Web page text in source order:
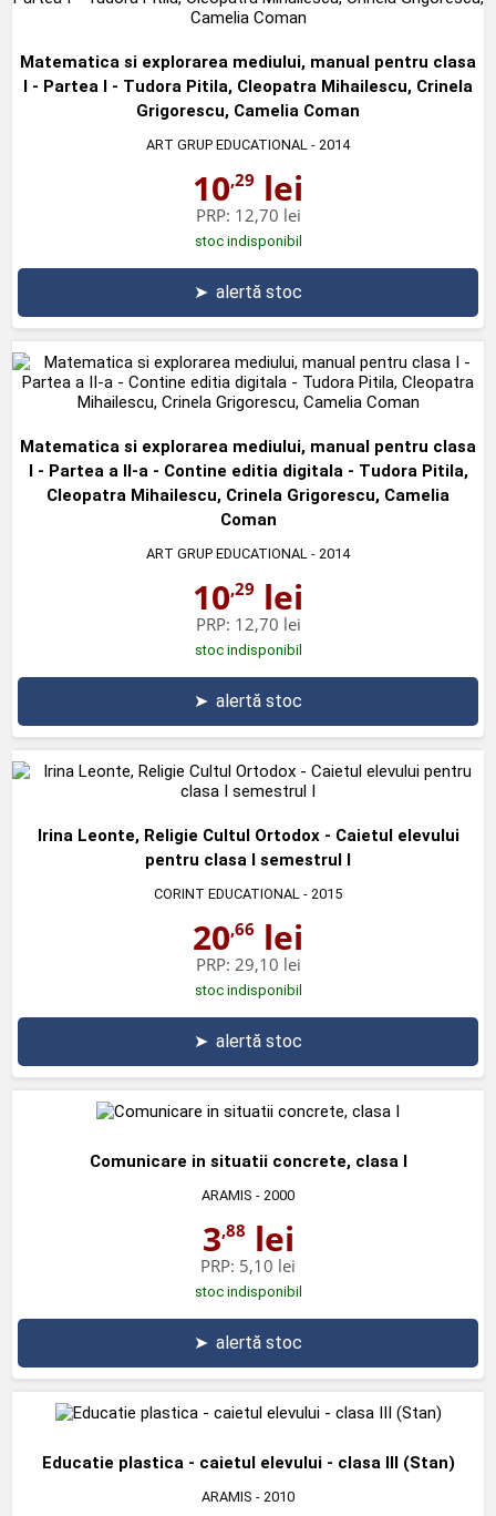
Matematica si explorarea mediului, manual pentru clasa
I - Partea I - Tudora Pitila, Cleopatra Mihailescu, Crinela
Grigorescu, Camelia Coman
ART GRUP EDUCATIONAL - 2014
10,29 lei
PRP: 12,70 lei
stoc indisponibil
➤ alertă stoc
Matematica si explorarea mediului, manual pentru clasa
I - Partea a II-a - Contine editia digitala - Tudora Pitila,
Cleopatra Mihailescu, Crinela Grigorescu, Camelia
Coman
ART GRUP EDUCATIONAL - 2014
10,29 lei
PRP: 12,70 lei
stoc indisponibil
➤ alertă stoc
Irina Leonte, Religie Cultul Ortodox - Caietul elevului
pentru clasa I semestrul I
CORINT EDUCATIONAL - 2015
20,66 lei
PRP: 29,10 lei
stoc indisponibil
➤ alertă stoc
Comunicare in situatii concrete, clasa I
ARAMIS - 2000
3,88 lei
PRP: 5,10 lei
stoc indisponibil
➤ alertă stoc
Educatie plastica - caietul elevului - clasa III (Stan)
ARAMIS - 2010